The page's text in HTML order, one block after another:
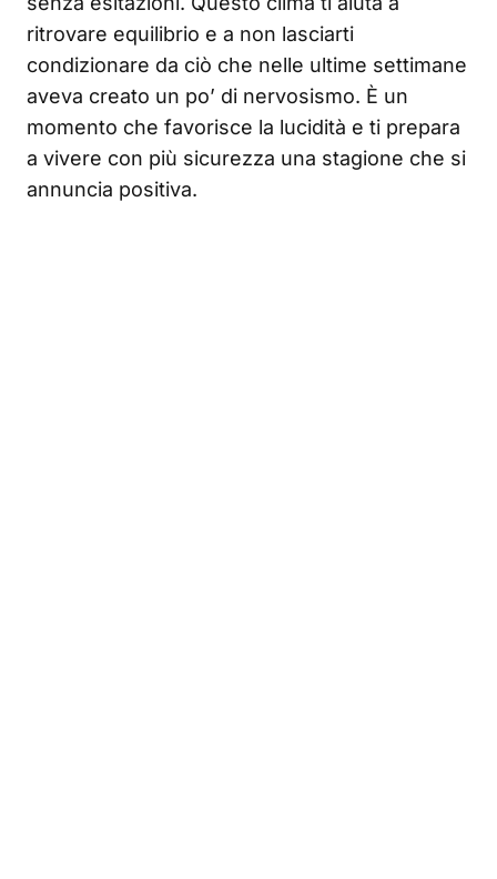
ritrovare equilibrio e a non lasciarti
condizionare da ciò che nelle ultime settimane
aveva creato un po’ di nervosismo. È un
momento che favorisce la lucidità e ti prepara
a vivere con più sicurezza una stagione che si
annuncia positiva.